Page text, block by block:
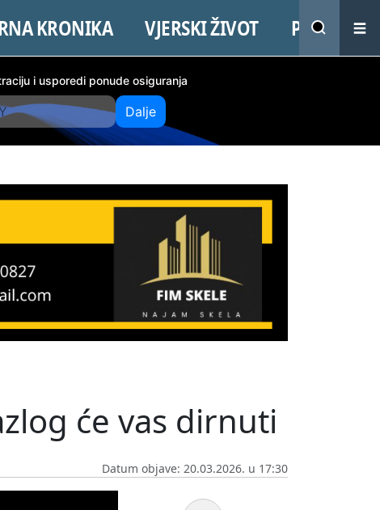
KRONIKA VJERSKI ŽIVOT PROMO
i usporedi ponude osiguranja
Dalje
će vas dirnuti
Datum objave: 20.03.2026. u 17:30